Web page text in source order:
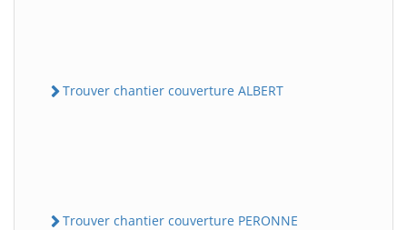
Trouver chantier couverture ALBERT
Trouver chantier couverture PERONNE